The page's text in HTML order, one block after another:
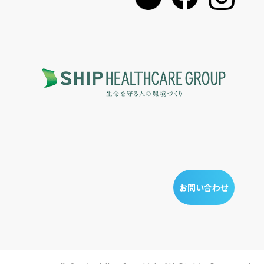
お問い合わせ